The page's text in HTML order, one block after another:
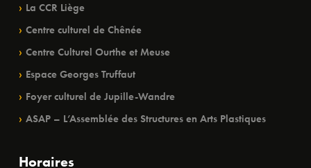
La CCR Liège
Centre culturel de Chênée
Centre Culturel Ourthe et Meuse
Espace Georges Truffaut
Foyer culturel de Jupille-Wandre
ASAP – L’Assemblée des Structures en Arts Plastiques
Horaires